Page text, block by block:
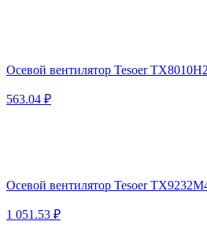
Осевой вентилятор Tesoer
563.04 ₽
Осевой вентилятор Tesoer
1 051.53 ₽